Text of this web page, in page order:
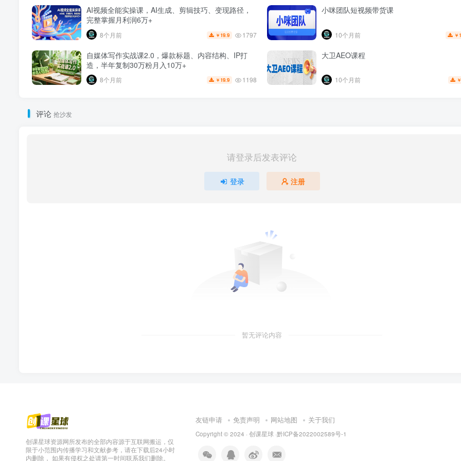
AI视频全能实操课，AI生成、剪辑技巧、变现路径，
完整掌握月利润6万+
8个月前 ￥ 19.9 1797
小咪团队短视频带货课
10个月前 ￥
自媒体写作实战课2.0，爆款标题、内容结构、IP打
造，半年复制30万粉月入10万+
8个月前 ￥ 19.9 1198
大卫AEO课程
10个月前 ￥
评论 抢沙发
请登录后发表评论
登录 注册
暂无评论内容
创课星球资源网所发布的全部内容源于互联网搬运，仅
限于小范围内传播学习和文献参考，请在下载后24小时
内删除， 如果有侵权之处请第一时间联系我们删除。
友链申请 免责声明 网站地图 关于我们
Copyright © 2024 · 创课星球 ·黔ICP备2022002589号-1